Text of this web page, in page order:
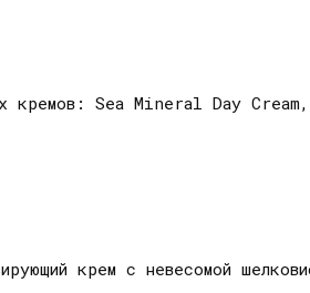
кремов: Sea Mineral Day
крем с невесомой